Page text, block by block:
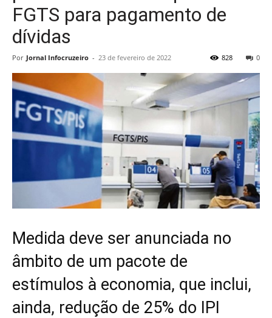
FGTS para pagamento de
dívidas
Por Jornal Infocruzeiro - 23 de fevereiro de 2022 0
828
Medida deve ser anunciada no
âmbito de um pacote de
estímulos à economia, que inclui,
ainda, redução de 25% do IPI